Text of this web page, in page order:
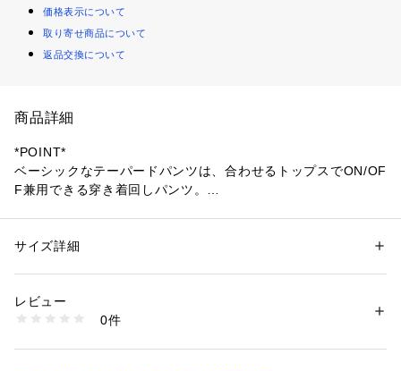
価格表示について
取り寄せ商品について
返品交換について
商品詳細
*POINT*
ベーシックなテーパードパンツは、合わせるトップスでON/OF
F兼用できる穿き着回しパンツ。
タックや、直線ではなく、ふくらはぎのラインに合わせてカー
ブを持たせた裾ラインなど、定番的なパンツだからこそシルエ
性別：レディース
素材：アセテート65% ポリエステル35%
洗濯：手洗い可
※詳しい洗濯方法については、商品の品質表示タグをご覧ください
31420050008 （ショップ）
サイズ詳細
レビュー
0件